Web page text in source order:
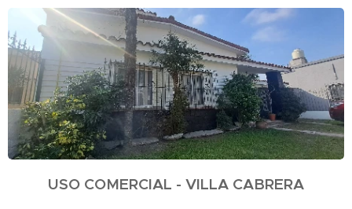
USO COMERCIAL - VILLA CABRERA